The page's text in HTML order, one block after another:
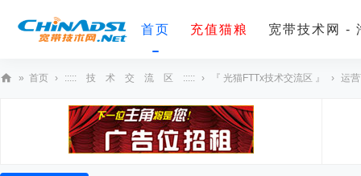
首页 充值猫粮 宽带技术网 -
术
» 首页 › ::::: 技 术 交 流 区 ::::: › 『 光猫FTTx技术交流区 』 › 运